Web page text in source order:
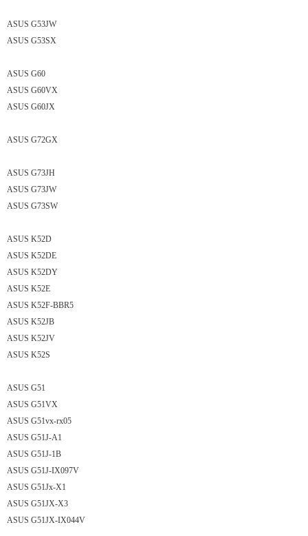
ASUS G53JW
ASUS G53SX
ASUS G60
ASUS G60VX
ASUS G60JX
ASUS G72GX
ASUS G73JH
ASUS G73JW
ASUS G73SW
ASUS K52D
ASUS K52DE
ASUS K52DY
ASUS K52E
ASUS K52F-BBR5
ASUS K52JB
ASUS K52JV
ASUS K52S
ASUS G51
ASUS G51VX
ASUS G51vx-rx05
ASUS G51J-A1
ASUS G51J-1B
ASUS G51J-IX097V
ASUS G51Jx-X1
ASUS G51JX-X3
ASUS G51JX-IX044V